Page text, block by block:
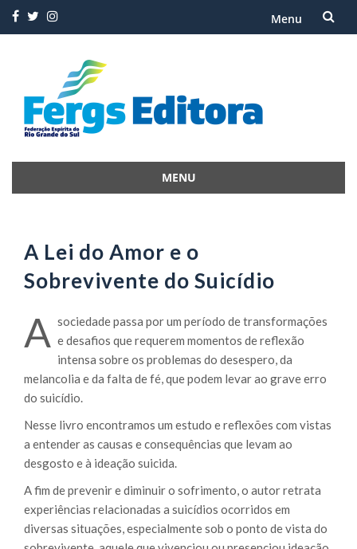
Menu
to
content
MENU
A Lei do Amor e o
Sobrevivente do Suicídio
A sociedade passa por um período de transformações
e desafios que requerem momentos de reflexão
intensa sobre os problemas do desespero, da
melancolia e da falta de fé, que podem levar ao grave erro
do suicídio.
Nesse livro encontramos um estudo e reflexões com vistas
a entender as causas e consequências que levam ao
desgosto e à ideação suicida.
A fim de prevenir e diminuir o sofrimento, o autor retrata
experiências relacionadas a suicídios ocorridos em
diversas situações, especialmente sob o ponto de vista do